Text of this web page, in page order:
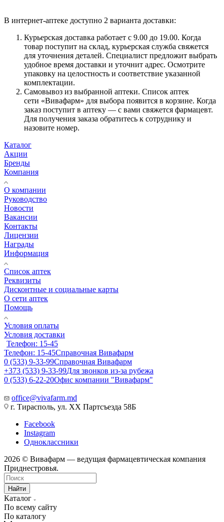
В интернет-аптеке доступно 2 варианта доставки:
Курьерская доставка работает с 9.00 до 19.00. Когда
товар поступит на склад, курьерская служба свяжется
для уточнения деталей. Специалист предложит выбрать
удобное время доставки и уточнит адрес. Осмотрите
упаковку на целостность и соответствие указанной
комплектации.
Самовывоз из выбранной аптеки. Список аптек
сети «Вивафарм» для выбора появится в корзине. Когда
заказ поступит в аптеку — с вами свяжется фармацевт.
Для получения заказа обратитесь к сотруднику и
назовите номер.
Каталог
Акции
Бренды
Компания
О компании
Руководство
Новости
Вакансии
Контакты
Лицензии
Награды
Информация
Список аптек
Реквизиты
Дисконтные и социальные карты
О сети аптек
Помощь
Условия оплаты
Условия доставки
Телефон: 15-45
Телефон: 15-45Справочная Вивафарм
0 (533) 9-33-99Справочная Вивафарм
+373 (533) 9-33-99Для звонков из-за рубежа
0 (533) 6-22-20Офис компании "Вивафарм"
office@vivafarm.md
г. Тирасполь, ул. ХХ Партсъезда 58Б
Facebook
Instagram
Одноклассники
2026 © Вивафарм — ведущая фармацевтическая компания
Приднестровья.
Найти
Каталог
По всему сайту
По каталогу